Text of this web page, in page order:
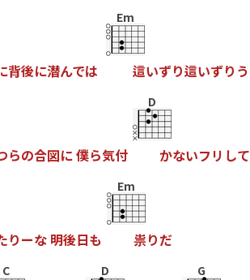
背後に潜んでは
Em
這いずり這いずり う
らの合図に僕ら気付
D
かないフ リ して
りーな 明後日も
Em
祟りだ
C D G